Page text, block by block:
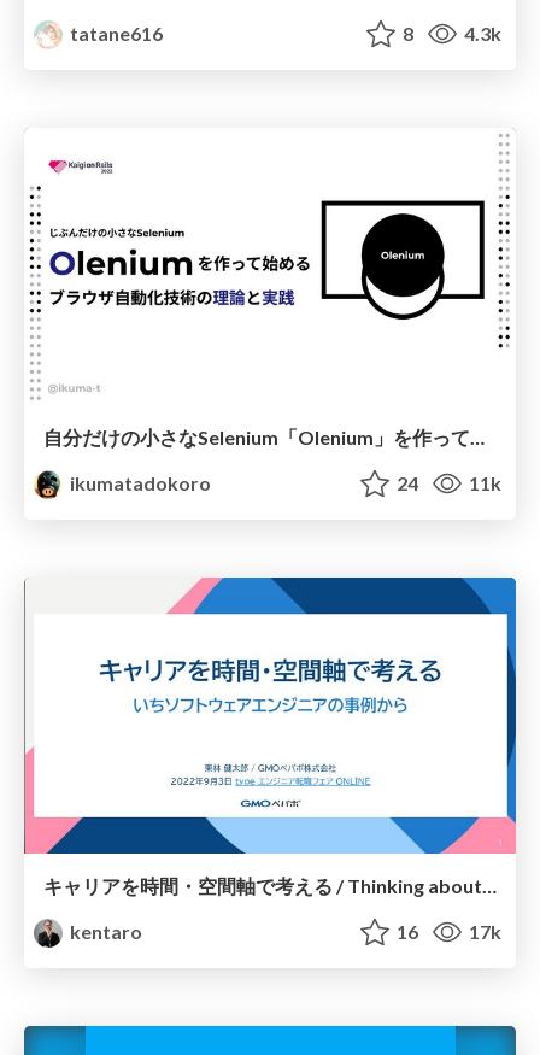
tatane616 8 4.3k
自分だけの小さなSelenium「Olenium」を作って始める、ブラウザ自動化技術の理論と実践
ikumatadokoro
24 11k
キャリアを時間・空間軸で考える / Thinking about your career from both time and space viewpoints
kentaro
16 17k